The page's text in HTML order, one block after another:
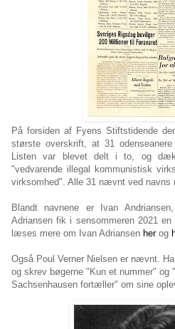
På forsiden af Fyens Stiftstidende
største overskrift, at 31
Listen var blevet delt i to, og
"vedvarende illegal kommunistisk
virksomhed". Alle 31 nævnt ved navns
Blandt navnene er Ivan
Adriansen fik i sensommeren 2021
læses mere om Ivan Adriansen herog
Også Poul Verner Nielsen er nævnt.
og skrev bøgerne "Kun et nummer" og
Sachsenhausen fortæller" om sine